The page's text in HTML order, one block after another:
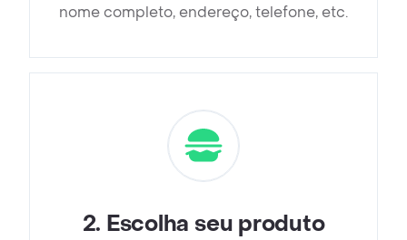
nome completo, endereço, telefone, etc.
2. Escolha seu produto